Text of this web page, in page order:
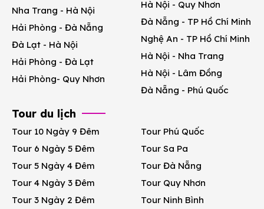
Nha Trang - Hà Nội
Hải Phòng - Đà Nẵng
Đà Lạt - Hà Nội
Hải Phòng - Đà Lạt
Hải Phòng- Quy Nhơn
Hà Nội - Quy Nhơn
Đà Nẵng - TP Hồ Chí Minh
Nghệ An - TP Hồ Chí Minh
Hà Nội - Nha Trang
Hà Nội - Lâm Đồng
Đà Nẵng - Phú Quốc
Tour du lịch
Tour 10 Ngày 9 Đêm
Tour 6 Ngày 5 Đêm
Tour 5 Ngày 4 Đêm
Tour 4 Ngày 3 Đêm
Tour 3 Ngày 2 Đêm
Tour Phú Quốc
Tour Sa Pa
Tour Đà Nẵng
Tour Quy Nhơn
Tour Ninh Bình